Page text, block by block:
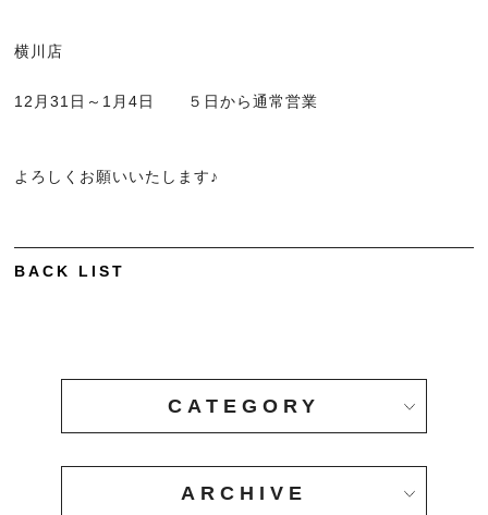
姉妹店紹介
こだわり
CATEGORY
ARCHIVE
横川店
12月31日～1月4日 ５日から通常営業
よろしくお願いいたします♪
BACK LIST